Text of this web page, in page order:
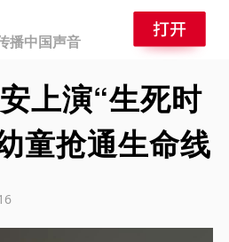
播中国声音
上演“生死时
童抢通生命线